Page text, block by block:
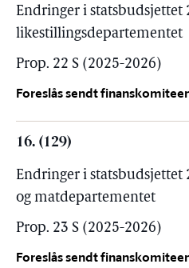
Endringer i
likestillingsdepartementet
Prop. 22 S (2025-2026)
Foreslås sendt
16. (129)
Endringer i
og matdepartementet
Prop. 23 S (2025-2026)
Foreslås sendt